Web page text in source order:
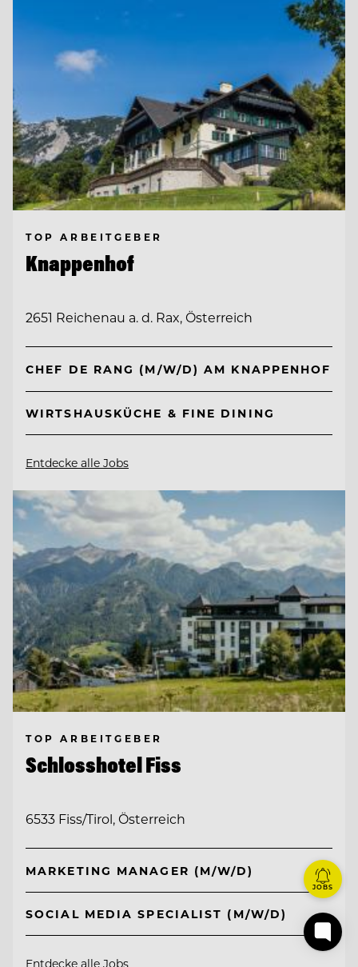
TOP ARBEITGEBER
Knappenhof
2651 Reichenau a. d. Rax, Österreich
CHEF DE RANG (M/W/D) AM KNAPPENHOF
WIRTSHAUSKÜCHE & FINE DINING
Entdecke alle Jobs
TOP ARBEITGEBER
Schlosshotel Fiss
6533 Fiss/Tirol, Österreich
MARKETING MANAGER (M/W/D)
SOCIAL MEDIA SPECIALIST (M/W/D)
Entdecke alle Jobs
JOBS